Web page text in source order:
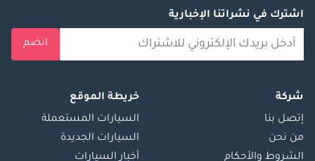
اشترك في نشراتنا الإخبارية
انضم
شركة
إتصل بنا
من نحن
الشروط والأحكام
خريطة الموقع
السيارات المستعملة
السيارات الجديدة
أخبار السيارات